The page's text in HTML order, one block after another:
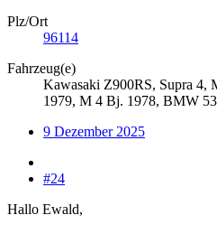
Plz/Ort
96114
Fahrzeug(e)
Kawasaki Z900RS, Supra 4,
1979, M 4 Bj. 1978, BMW
9 Dezember 2025
#24
Hallo Ewald,